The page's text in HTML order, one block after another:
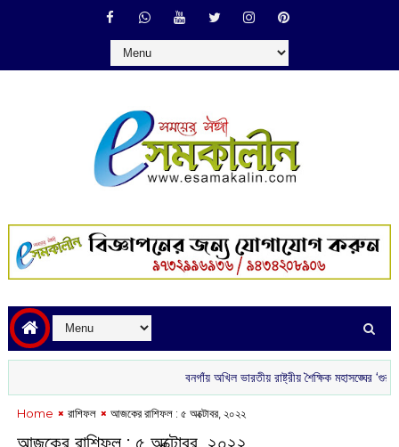
বনগাঁয় অখিল ভারতীয় রাষ্ট্রীয় শৈক্ষিক মহাসঙ্ঘের ‘গুরু বন্দন’
Home রাশিফল আজকের রাশিফল : ৫ অক্টোবর, ২০২২